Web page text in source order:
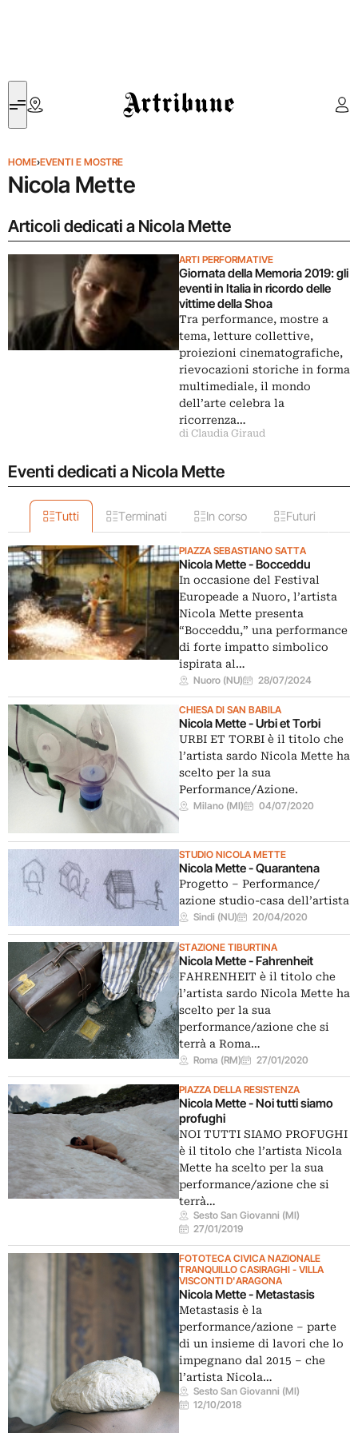
Artribune
HOME›EVENTI E MOSTRE
Nicola Mette
Articoli dedicati a Nicola Mette
ARTI PERFORMATIVE
Giornata della Memoria 2019: gli
eventi in Italia in ricordo delle
vittime della Shoa
Tra performance, mostre a
tema, letture collettive,
proiezioni cinematografiche,
rievocazioni storiche in forma
multimediale, il mondo
dell’arte celebra la
ricorrenza…
di Claudia Giraud
Eventi dedicati a Nicola Mette
Tutti Terminati In corso Futuri
PIAZZA SEBASTIANO SATTA
Nicola Mette - Bocceddu
In occasione del Festival
Europeade a Nuoro, l’artista
Nicola Mette presenta
“Bocceddu,” una performance
di forte impatto simbolico
ispirata al…
Nuoro (NU) 28/07/2024
CHIESA DI SAN BABILA
Nicola Mette - Urbi et Torbi
URBI ET TORBI è il titolo che
l’artista sardo Nicola Mette ha
scelto per la sua
Performance/Azione.
Milano (MI) 04/07/2020
STUDIO NICOLA METTE
Nicola Mette - Quarantena
Progetto – Performance/
azione studio-casa dell’artista
Sindi (NU) 20/04/2020
STAZIONE TIBURTINA
Nicola Mette - Fahrenheit
FAHRENHEIT è il titolo che
l’artista sardo Nicola Mette ha
scelto per la sua
performance/azione che si
terrà a Roma…
Roma (RM) 27/01/2020
PIAZZA DELLA RESISTENZA
Nicola Mette - Noi tutti siamo
profughi
NOI TUTTI SIAMO PROFUGHI
è il titolo che l’artista Nicola
Mette ha scelto per la sua
performance/azione che si
terrà…
Sesto San Giovanni (MI)
27/01/2019
FOTOTECA CIVICA NAZIONALE
TRANQUILLO CASIRAGHI - VILLA
VISCONTI D'ARAGONA
Nicola Mette - Metastasis
Metastasis è la
performance/azione – parte
di un insieme di lavori che lo
impegnano dal 2015 – che
l’artista Nicola…
Sesto San Giovanni (MI)
12/10/2018